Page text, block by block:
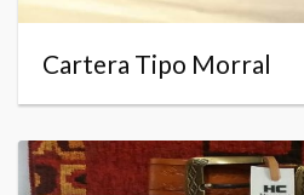
Cartera Tipo Morral